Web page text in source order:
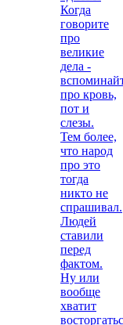
Когда
говорите
про
великие
дела -
про кровь,
пот и
слезы.
Тем более,
что народ
про это
тогда
никто не
спрашивал.
Людей
ставили
перед
фактом.
Ну или
вообще
хватит